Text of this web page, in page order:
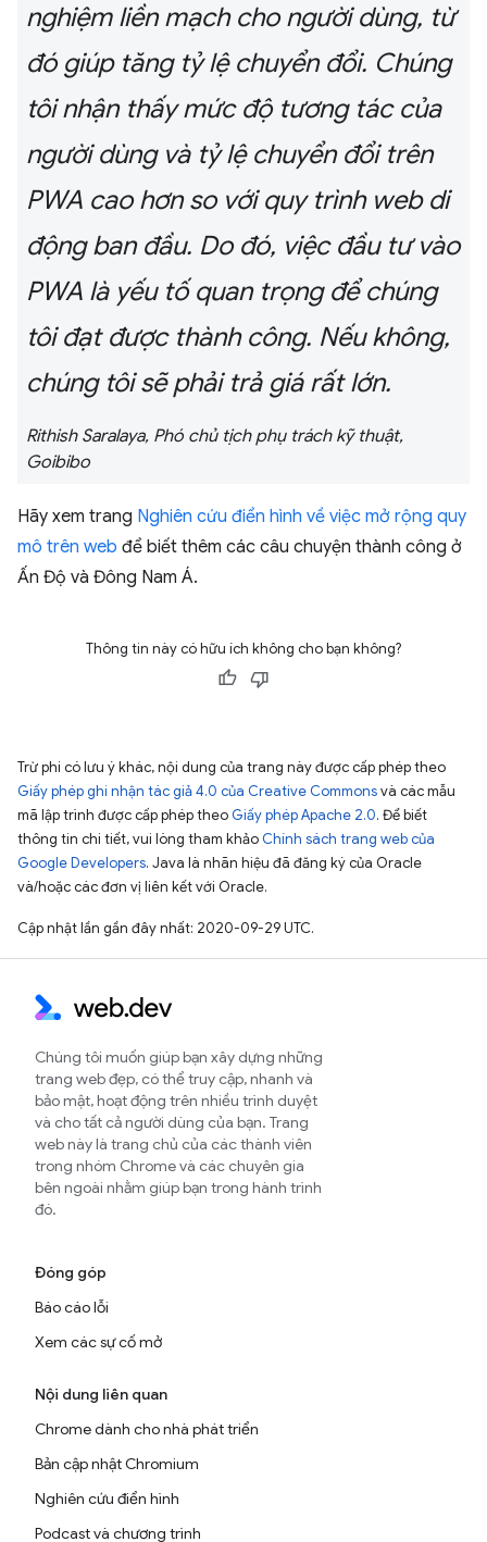
nghiệm liền mạch cho người dùng, từ
đó giúp tăng tỷ lệ chuyển đổi. Chúng
tôi nhận thấy mức độ tương tác của
người dùng và tỷ lệ chuyển đổi trên
PWA cao hơn so với quy trình web di
động ban đầu. Do đó, việc đầu tư vào
PWA là yếu tố quan trọng để chúng
tôi đạt được thành công. Nếu không,
chúng tôi sẽ phải trả giá rất lớn.
Rithish Saralaya, Phó chủ tịch phụ trách kỹ thuật,
Goibibo
Hãy xem trang Nghiên cứu điển hình về việc mở rộng quy
mô trên web để biết thêm các câu chuyện thành công ở
Ấn Độ và Đông Nam Á.
Thông tin này có hữu ích không cho bạn không?
Trừ phi có lưu ý khác, nội dung của trang này được cấp phép theo
Giấy phép ghi nhận tác giả 4.0 của Creative Commonsvà các mẫu
mã lập trình được cấp phép theo Giấy phép Apache 2.0. Để biết
thông tin chi tiết, vui lòng tham khảo Chính sách trang web của
Google Developers. Java là nhãn hiệu đã đăng ký của Oracle
và/hoặc các đơn vị liên kết với Oracle.
Cập nhật lần gần đây nhất: 2020-09-29 UTC.
Chúng tôi muốn giúp bạn xây dựng những
trang web đẹp, có thể truy cập, nhanh và
bảo mật, hoạt động trên nhiều trình duyệt
và cho tất cả người dùng của bạn. Trang
web này là trang chủ của các thành viên
trong nhóm Chrome và các chuyên gia
bên ngoài nhằm giúp bạn trong hành trình
đó.
Đóng góp
Báo cáo lỗi
Xem các sự cố mở
Nội dung liên quan
Chrome dành cho nhà phát triển
Bản cập nhật Chromium
Nghiên cứu điển hình
Podcast và chương trình